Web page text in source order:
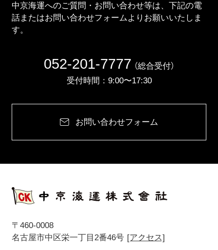
中京海運へのご質問・お問い合わせ等は、下記の電
話またはお問い合わせフォームよりお願いいたしま
す。
052-201-7777 （総合受付）
受付時間：9:00〜17:30
お問い合わせフォーム
〒460-0008
名古屋市中区栄一丁目2番46号 [アクセス]